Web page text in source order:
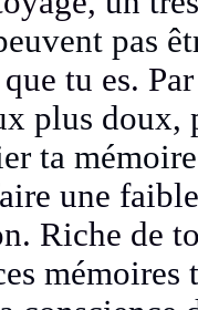
pas
que tu es. P
plus
ta
une
Riche de
mémoires